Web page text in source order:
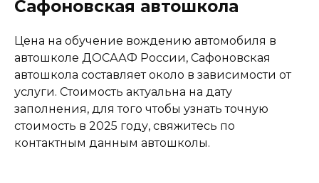
Сафоновская автошкола
Цена на обучение вождению автомобиля в
автошколе ДОСААФ России, Сафоновская
автошкола составляет около в зависимости от
услуги. Стоимость актуальна на дату
заполнения, для того чтобы узнать точную
стоимость в 2025 году, свяжитесь по
контактным данным автошколы.